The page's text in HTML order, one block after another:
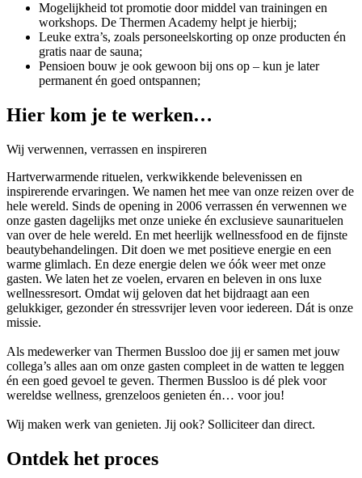
Mogelijkheid tot promotie door middel van trainingen en
workshops. De Thermen Academy helpt je hierbij;
Leuke extra’s, zoals personeelskorting op onze producten én
gratis naar de sauna;
Pensioen bouw je ook gewoon bij ons op – kun je later
permanent én goed ontspannen;
Hier kom je te werken…
Wij verwennen, verrassen en inspireren
Hartverwarmende rituelen, verkwikkende belevenissen en
inspirerende ervaringen. We namen het mee van onze reizen over de
hele wereld. Sinds de opening in 2006 verrassen én verwennen we
onze gasten dagelijks met onze unieke én exclusieve saunarituelen
van over de hele wereld. En met heerlijk wellnessfood en de fijnste
beautybehandelingen. Dit doen we met positieve energie en een
warme glimlach. En deze energie delen we óók weer met onze
gasten. We laten het ze voelen, ervaren en beleven in ons luxe
wellnessresort. Omdat wij geloven dat het bijdraagt aan een
gelukkiger, gezonder én stressvrijer leven voor iedereen. Dát is onze
missie.
Als medewerker van Thermen Bussloo doe jij er samen met jouw
collega’s alles aan om onze gasten compleet in de watten te leggen
én een goed gevoel te geven. Thermen Bussloo is dé plek voor
wereldse wellness, grenzeloos genieten én… voor jou!
Wij maken werk van genieten. Jij ook? Solliciteer dan direct.
Ontdek het proces